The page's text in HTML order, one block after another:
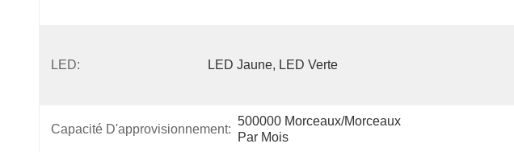
LED: LED Jaune, LED Verte
Capacité D'approvisionnement:
500000 Morceaux/morceaux
Par Mois